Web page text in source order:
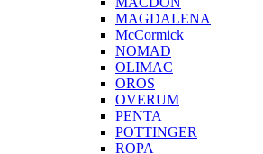
MAGDALENA
McCormick
NOMAD
OLIMAC
OROS
OVERUM
PENTA
POTTINGER
ROPA